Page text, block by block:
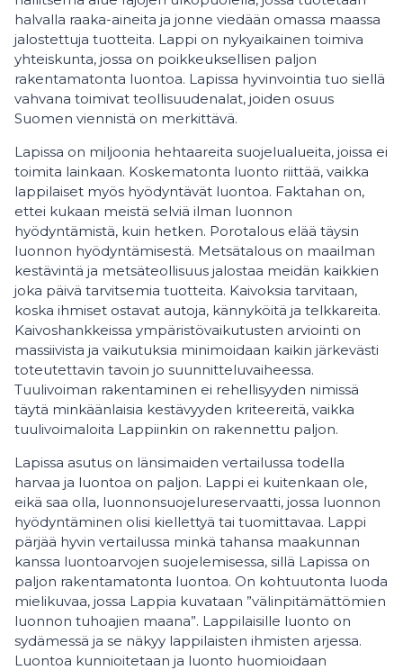
halvalla raaka-aineita ja jonne viedään omassa maassa
jalostettuja tuotteita. Lappi on nykyaikainen toimiva
yhteiskunta, jossa on poikkeuksellisen paljon
rakentamatonta luontoa. Lapissa hyvinvointia tuo siellä
vahvana toimivat teollisuudenalat, joiden osuus
Suomen viennistä on merkittävä.
Lapissa on miljoonia hehtaareita suojelualueita, joissa ei
toimita lainkaan. Koskematonta luonto riittää, vaikka
lappilaiset myös hyödyntävät luontoa. Faktahan on,
ettei kukaan meistä selviä ilman luonnon
hyödyntämistä, kuin hetken. Porotalous elää täysin
luonnon hyödyntämisestä. Metsätalous on maailman
kestävintä ja metsäteollisuus jalostaa meidän kaikkien
joka päivä tarvitsemia tuotteita. Kaivoksia tarvitaan,
koska ihmiset ostavat autoja, kännyköitä ja telkkareita.
Kaivoshankkeissa ympäristövaikutusten arviointi on
massiivista ja vaikutuksia minimoidaan kaikin järkevästi
toteutettavin tavoin jo suunnitteluvaiheessa.
Tuulivoiman rakentaminen ei rehellisyyden nimissä
täytä minkäänlaisia kestävyyden kriteereitä, vaikka
tuulivoimaloita Lappiinkin on rakennettu paljon.
Lapissa asutus on länsimaiden vertailussa todella
harvaa ja luontoa on paljon. Lappi ei kuitenkaan ole,
eikä saa olla, luonnonsuojelureservaatti, jossa luonnon
hyödyntäminen olisi kiellettyä tai tuomittavaa. Lappi
pärjää hyvin vertailussa minkä tahansa maakunnan
kanssa luontoarvojen suojelemisessa, sillä Lapissa on
paljon rakentamatonta luontoa. On kohtuutonta luoda
mielikuvaa, jossa Lappia kuvataan ”välinpitämättömien
luonnon tuhoajien maana”. Lappilaisille luonto on
sydämessä ja se näkyy lappilaisten ihmisten arjessa.
Luontoa kunnioitetaan ja luonto huomioidaan